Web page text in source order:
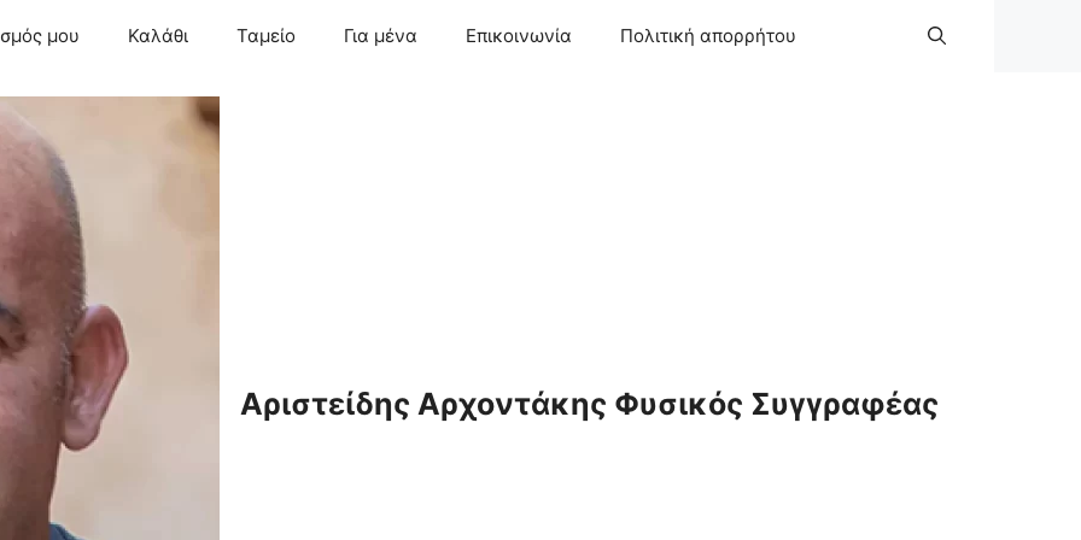
μου Καλάθι Ταμείο Για μένα Επικοινωνία Πολιτική απορρήτου
Αριστείδης Αρχοντάκης Φυσικός Συγγραφέας